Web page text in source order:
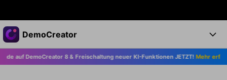
Top-Produkte
KI-gestützte digitale Kreativität
Dienstprogramme
Business
DemoCreator
Produkte8 & Freischaltung neuer KI-Funktionen JETZT!Mehr erfahren >>